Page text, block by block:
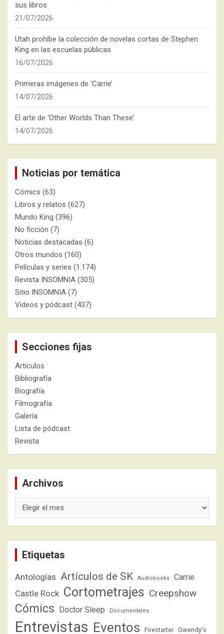
sus libros
21/07/2026
Utah prohíbe la colección de novelas cortas de Stephen
King en las escuelas públicas
16/07/2026
Primeras imágenes de ‘Carrie’
14/07/2026
El arte de ‘Other Worlds Than These’
14/07/2026
Noticias por temática
Cómics (63)
Libros y relatos (627)
Mundo King (396)
No ficción (7)
Noticias destacadas (6)
Otros mundos (160)
Películas y series (1.174)
Revista INSOMNIA (305)
Sitio INSOMNIA (7)
Videos y pódcast (437)
Secciones fijas
Artículos
Bibliografía
Biografía
Filmografía
Galería
Lista de pódcast
Revista
Archivos
Etiquetas
Antologías Artículos de SK Audiobooks Carrie
Castle Rock Cortometrajes Creepshow
Cómics Doctor Sleep Documentales
Entrevistas Eventos Firestarter Gwendy's